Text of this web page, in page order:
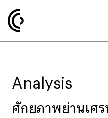
Analysis
ศักยภาพย่านเศ